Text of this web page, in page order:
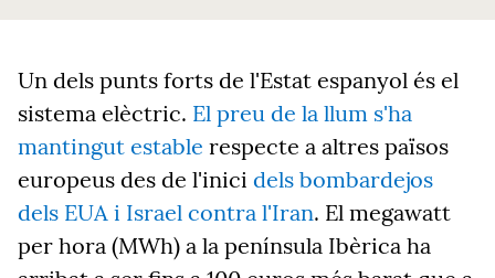
Un dels punts forts de l'Estat espanyol és el
sistema elèctric. El preu de la llum s'ha
mantingut estable respecte a altres països
europeus des de l'inici dels bombardejos
dels EUA i Israel contra l'Iran. El megawatt
per hora (MWh) a la península Ibèrica ha